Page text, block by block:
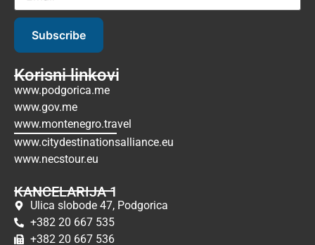
Subscribe
Korisni linkovi
www.podgorica.me
www.gov.me
www.montenegro.travel
www.citydestinationsalliance.eu
www.necstour.eu
KANCELARIJA 1
Ulica slobode 47, Podgorica
+382 20 667 535
+382 20 667 536